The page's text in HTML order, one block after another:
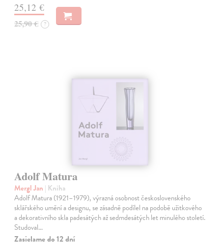
25,12 €
25,90 € ?
Adolf Matura
Mergl Jan | Kniha
Adolf Matura (1921–1979), výrazná osobnost československého
sklářského umění a designu, se zásadně podílel na podobě užitkového
a dekorativního skla padesátých až sedmdesátých let minulého století.
Studoval…
Zasielame do 12 dní